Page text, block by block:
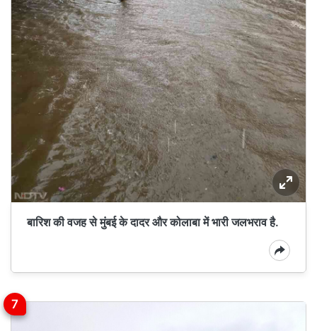
बारिश की वजह से मुंबई के दादर और कोलाबा में भारी जलभराव है.